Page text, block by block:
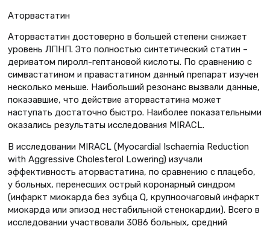
Аторвастатин
Аторвастатин достоверно в большей степени снижает
уровень ЛПНП. Это полностью синтетический статин –
дериватом пиролл-гептановой кислоты. По сравнению с
симвастатином и правастатином данный препарат изучен
несколько меньше. Наибольший резонанс вызвали данные,
показавшие, что действие аторвастатина может
наступать достаточно быстро. Наиболее показательными
оказались результаты исследования MIRACL.
В исследовании MIRACL (Myocardial Ischaemia Reduction
with Aggressive Cholesterol Lowering) изучали
эффективность аторвастатина, по сравнению с плацебо,
у больных, перенесших острый коронарный синдром
(инфаркт миокарда без зубца Q, крупноочаговый инфаркт
миокарда или эпизод нестабильной стенокардии). Всего в
исследовании участвовали 3086 больных, средний